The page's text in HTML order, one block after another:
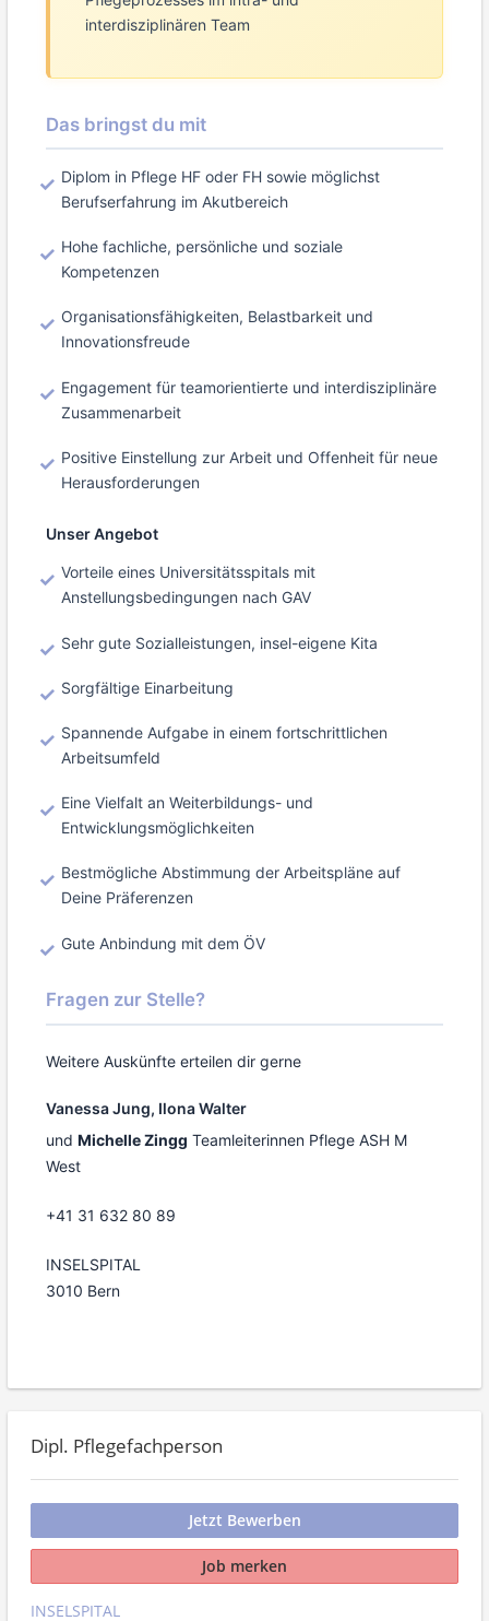
interdisziplinären Team
Das bringst du mit
Diplom in Pflege HF oder FH sowie möglichst
Berufserfahrung im Akutbereich
Hohe fachliche, persönliche und soziale
Kompetenzen
Organisationsfähigkeiten, Belastbarkeit und
Innovationsfreude
Engagement für teamorientierte und interdisziplinäre
Zusammenarbeit
Positive Einstellung zur Arbeit und Offenheit für neue
Herausforderungen
Unser Angebot
Vorteile eines Universitätsspitals mit
Anstellungsbedingungen nach GAV
Sehr gute Sozialleistungen, insel-eigene Kita
Sorgfältige Einarbeitung
Spannende Aufgabe in einem fortschrittlichen
Arbeitsumfeld
Eine Vielfalt an Weiterbildungs- und
Entwicklungsmöglichkeiten
Bestmögliche Abstimmung der Arbeitspläne auf
Deine Präferenzen
Gute Anbindung mit dem ÖV
Fragen zur Stelle?
Weitere Auskünfte erteilen dir gerne
Vanessa Jung, Ilona Walter
und Michelle Zingg Teamleiterinnen Pflege ASH M
West
+41 31 632 80 89
INSELSPITAL
3010 Bern
Dipl. Pflegefachperson
Jetzt Bewerben
Job merken
INSELSPITAL